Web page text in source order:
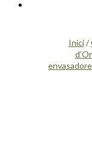
Inici/